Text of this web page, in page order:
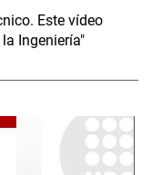
Este vídeo
Ingeniería"